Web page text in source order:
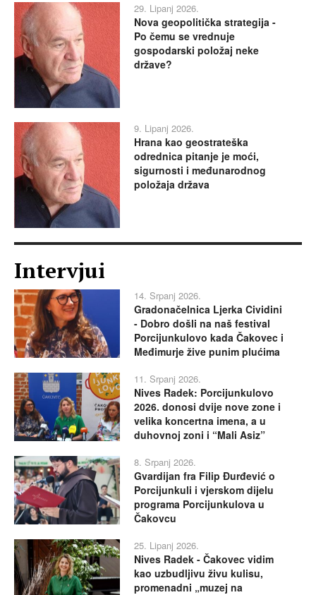
29. Lipanj 2026.
Nova geopolitička strategija -
Po čemu se vrednuje
gospodarski položaj neke
države?
9. Lipanj 2026.
Hrana kao geostrateška
odrednica pitanje je moći,
sigurnosti i međunarodnog
položaja država
Intervjui
14. Srpanj 2026.
Gradonačelnica Ljerka Cividini
- Dobro došli na naš festival
Porcijunkulovo kada Čakovec i
Međimurje žive punim plućima
11. Srpanj 2026.
Nives Radek: Porcijunkulovo
2026. donosi dvije nove zone i
velika koncertna imena, a u
duhovnoj zoni i “Mali Asiz”
8. Srpanj 2026.
Gvardijan fra Filip Đurđević o
Porcijunkuli i vjerskom dijelu
programa Porcijunkulova u
Čakovcu
25. Lipanj 2026.
Nives Radek - Čakovec vidim
kao uzbudljivu živu kulisu,
promenadni „muzej na